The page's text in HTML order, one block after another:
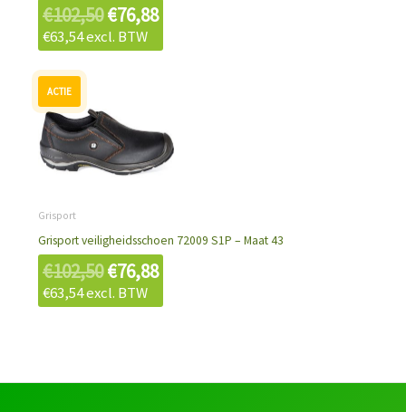
€102,50€76,88
€63,54excl. BTW
Grisport
Grisport veiligheidsschoen 72009 S1P – Maat 43
€102,50
prijs
was:
€102,50.
€76,88
prijs
is:
€76,88.
€63,54excl. BTW